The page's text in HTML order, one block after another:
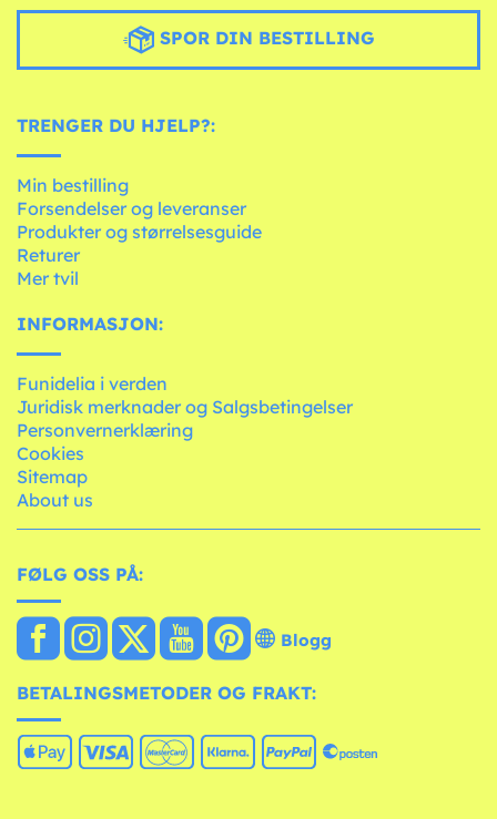
SPOR DIN BESTILLING
TRENGER DU HJELP?:
Min bestilling
Forsendelser og leveranser
Produkter og størrelsesguide
Returer
Mer tvil
INFORMASJON:
Funidelia i verden
Juridisk merknader og Salgsbetingelser
Personvernerklæring
Cookies
Sitemap
About us
FØLG OSS PÅ:
Blogg
BETALINGSMETODER OG FRAKT: